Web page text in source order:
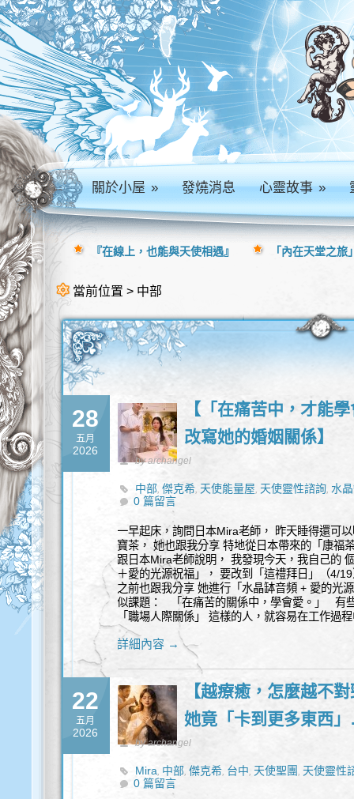
關於小屋» 發燒消息 心靈故事»
當前位置 > 中部
28
五月
2026
【「在痛苦中，才能
改寫她的婚姻關係】
by archangel
中部,傑克希, 天使能量屋, 天使靈性諮詢,水
0 篇留言
一早起床，詢問日本Mira老師， 昨天睡得還可
寶茶， 她也跟我分享 特地從日本帶來的「康
跟日本Mira老師說明， 我發現今天，我自己的
＋愛的光源祝福」， 要改到「這禮拜日」（4/
之前也跟我分享 她進行「水晶缽音頻 + 愛的光
似課題： 「在痛苦的關係中，學會愛。」 有
「職場人際關係」 這樣的人，就容易在工作過
詳細內容 →
22
五月
2026
【越療癒，怎麼越不
她竟「卡到更多東西
by archangel
Mira, 中部,傑克希, 台中, 天使聖團, 天使靈性
0 篇留言
『在線上，也能與天使相遇』 「內在天堂之